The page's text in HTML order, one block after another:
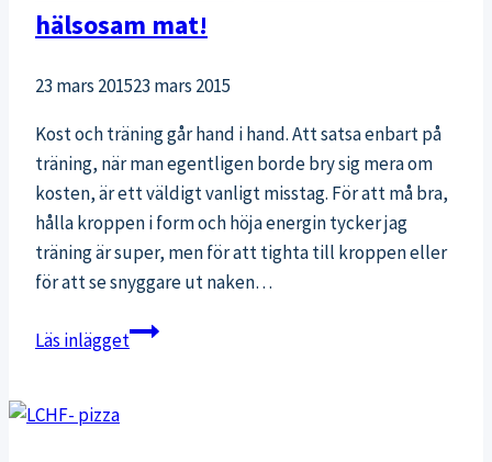
hälsosam mat!
23 mars 201523 mars 2015
Kost och träning går hand i hand. Att satsa enbart på
träning, när man egentligen borde bry sig mera om
kosten, är ett väldigt vanligt misstag. För att må bra,
hålla kroppen i form och höja energin tycker jag
träning är super, men för att tighta till kroppen eller
för att se snyggare ut naken…
Läs inläggetVeckans